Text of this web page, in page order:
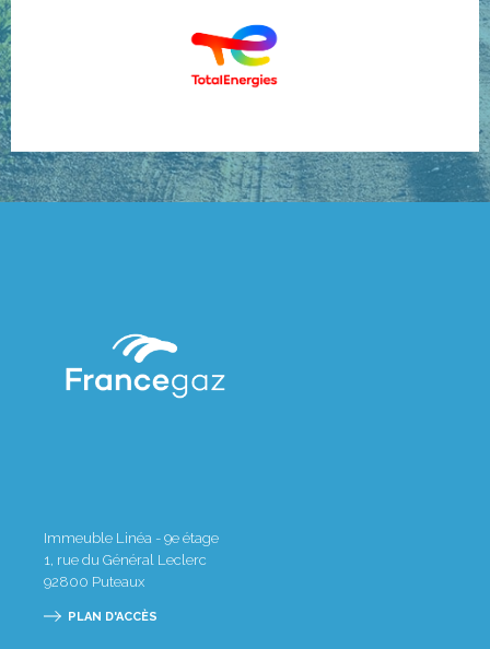
Immeuble Linéa - 9e étage
1, rue du Général Leclerc
92800 Puteaux
PLAN D'ACCÈS